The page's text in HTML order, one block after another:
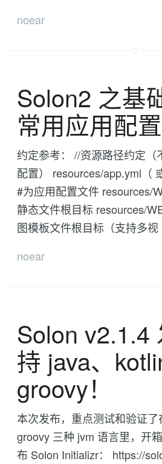
noear
Solon2 之基
常用应用配
约定参考： //资源路径约定（
配置） resources/app.yml（
#为应用配置文件 resources/
静态文件根目标 resources/
图模板文件根目标（支持多视
noear
Solon v2.1.4
持 java、
groovy！
本次发布，重点测试和验证了
groovy 三种 jvm 语言里，开
布 Solon Initializr： https://